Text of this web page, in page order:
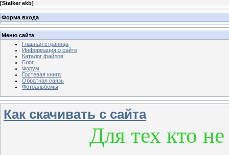
[Stalker ekb]
Форма входа
Меню сайта
Главная страница
Информация о сайте
Каталог файлов
Блог
Форум
Гостевая книга
Обратная связь
Фотоальбомы
Как скачивать с сайта
Для тех кто не